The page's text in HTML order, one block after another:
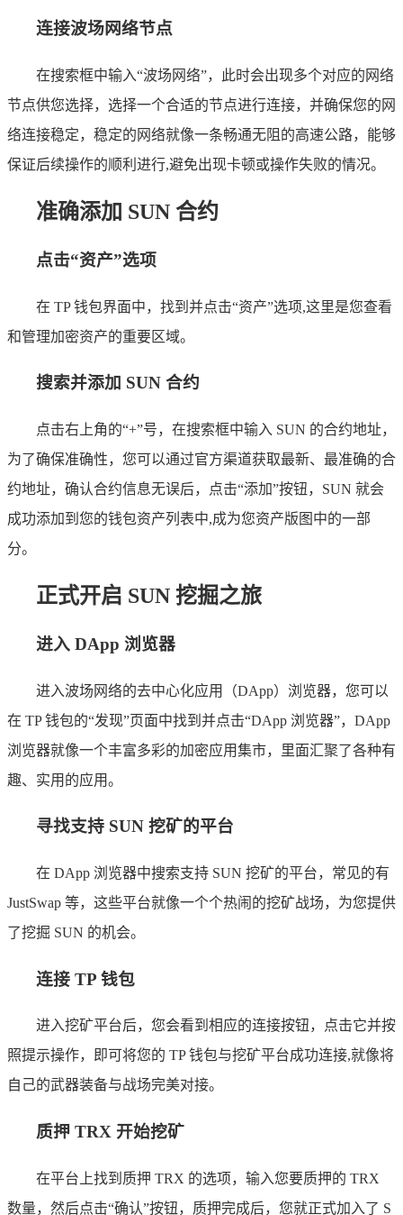
连接波场网络节点
在搜索框中输入“波场网络”，此时会出现多个对应的网络
节点供您选择，选择一个合适的节点进行连接，并确保您的网
络连接稳定，稳定的网络就像一条畅通无阻的高速公路，能够
保证后续操作的顺利进行,避免出现卡顿或操作失败的情况。
准确添加 SUN 合约
点击“资产”选项
在 TP 钱包界面中，找到并点击“资产”选项,这里是您查看
和管理加密资产的重要区域。
搜索并添加 SUN 合约
点击右上角的“+”号，在搜索框中输入 SUN 的合约地址，
为了确保准确性，您可以通过官方渠道获取最新、最准确的合
约地址，确认合约信息无误后，点击“添加”按钮，SUN 就会
成功添加到您的钱包资产列表中,成为您资产版图中的一部
分。
正式开启 SUN 挖掘之旅
进入 DApp 浏览器
进入波场网络的去中心化应用（DApp）浏览器，您可以
在 TP 钱包的“发现”页面中找到并点击“DApp 浏览器”，DApp
浏览器就像一个丰富多彩的加密应用集市，里面汇聚了各种有
趣、实用的应用。
寻找支持 SUN 挖矿的平台
在 DApp 浏览器中搜索支持 SUN 挖矿的平台，常见的有
JustSwap 等，这些平台就像一个个热闹的挖矿战场，为您提供
了挖掘 SUN 的机会。
连接 TP 钱包
进入挖矿平台后，您会看到相应的连接按钮，点击它并按
照提示操作，即可将您的 TP 钱包与挖矿平台成功连接,就像将
自己的武器装备与战场完美对接。
质押 TRX 开始挖矿
在平台上找到质押 TRX 的选项，输入您要质押的 TRX
数量，然后点击“确认”按钮，质押完成后，您就正式加入了 S